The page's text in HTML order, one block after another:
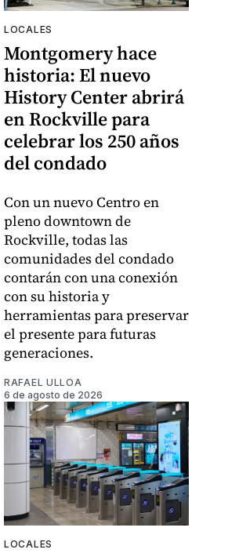
LOCALES
Montgomery hace
historia: El nuevo
History Center abrirá
en Rockville para
celebrar los 250 años
del condado
Con un nuevo Centro en
pleno downtown de
Rockville, todas las
comunidades del condado
contarán con una conexión
con su historia y
herramientas para preservar
el presente para futuras
generaciones.
RAFAEL ULLOA
6 de agosto de 2026
LOCALES